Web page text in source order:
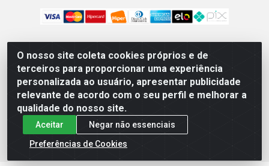
O nosso site coleta cookies próprios e de
terceiros para proporcionar uma experiência
personalizada ao usuário, apresentar publicidade
relevante de acordo com o seu perfil e melhorar a
qualidade do nosso site.
Aceitar
Negar não essenciais
Preferências de Cookies
Mix Alimentos LTDA - Quadra Asr Ne 55 (412 Norte), Alameda
02, S/N - Plano Diretor Norte, Palmas/TO - CEP 77.006-540 -
CNPJ 05.922.500/0001-02